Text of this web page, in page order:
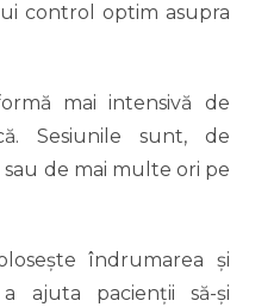
control optim asupra
mai intensivă de
Sesiunile sunt, de
de mai multe ori pe
îndrumarea și
ajuta pacienții să-și